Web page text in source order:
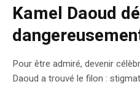
Kamel Daoud
Pour être admiré, devenir
Daoud a trouvé le filon :